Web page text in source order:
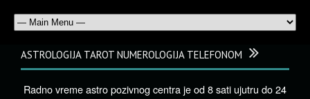
ASTROLOGIJA TAROT NUMEROLOGIJA TELEFONOM
Radno vreme astro pozivnog centra je od 8 sati ujutru do 24